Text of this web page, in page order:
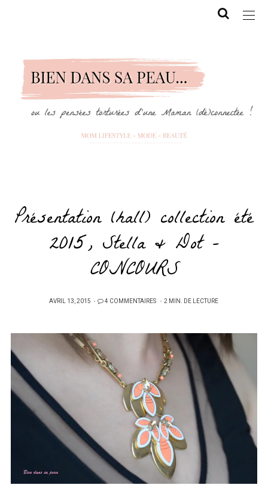
Présentation (hall) collection été
2015, Stella & Dot –
CONCOURS
PUBLIÉ
AVRIL 13, 2015 4 COMMENTAIRES 2 MIN. DE LECTURE